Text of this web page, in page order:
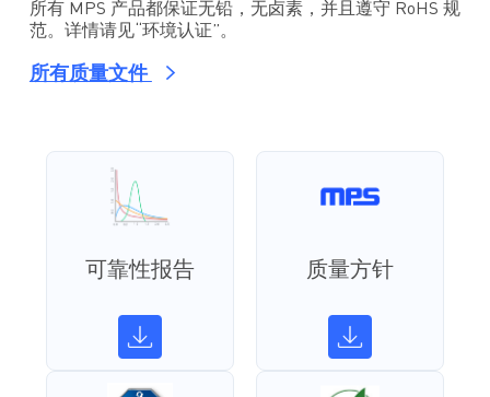
所有 MPS 产品都保证无铅，无卤素，并且遵守 RoHS 规
范。详情请见“环境认证”。
所有质量文件
可靠性报告 质量方针